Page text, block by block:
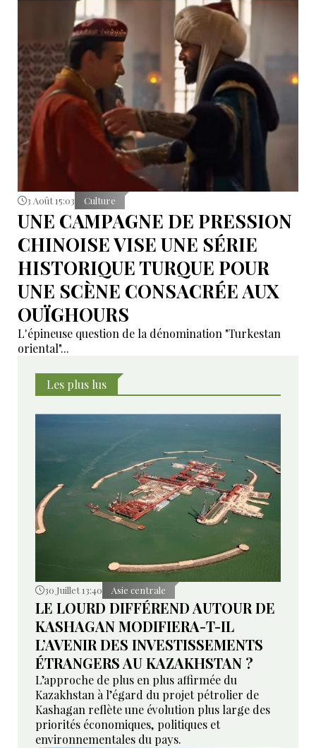
3 Août 15:03 Culture
UNE CAMPAGNE DE PRESSION
CHINOISE VISE UNE SÉRIE
HISTORIQUE TURQUE POUR
UNE SCÈNE CONSACRÉE AUX
OUÏGHOURS
L'épineuse question de la dénomination "Turkestan
oriental"...
Les plus lus
30 Juillet 13:40 Asie centrale
LE LOURD DIFFÉREND AUTOUR DE
KASHAGAN MODIFIERA-T-IL
L’AVENIR DES INVESTISSEMENTS
ÉTRANGERS AU KAZAKHSTAN ?
L’approche de plus en plus affirmée du
Kazakhstan à l’égard du projet pétrolier de
Kashagan reflète une évolution plus large des
priorités économiques, politiques et
environnementales du pays.